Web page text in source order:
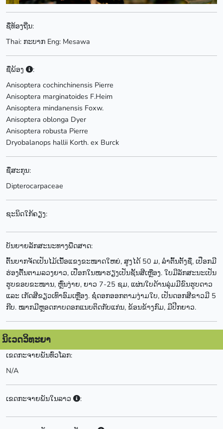
ຊື່ທ້ອງຖີ່ນ:
Thai: ກະບາກ Eng: Mesawa
ຊື່ພ້ອງ
:
Anisoptera cochinchinensis Pierre
Anisoptera marginatoides F.Heim
Anisoptera mindanensis Foxw.
Anisoptera oblonga Dyer
Anisoptera robusta Pierre
Dryobalanops hallii Korth. ex Burck
ຊື່ສະກຸນ:
Dipterocarpaceae
ຊະນິດໃກ້ຄຽງ:
ບັນຍາຍລັກສະນະທາງພືດສາດ:
ຕົ້ນບາກຈັດເປັນໄມ້ເນື້ອແຂງຂະໜາດໃຫຍ່, ສູງໄດ້ 50 ມ, ລໍາຕົ້ນຕັ້ງຊື່, ເປືອກມີ
ຮ່ອງຕື້ນຕາມລວງຍາວ, ເປືອກໃນໜາຮຽງເປັນຊັ້ນສີເຫຼືອງ. ໃບມີລັກສະນະເປັນ
ຮູບຂອບຂະໜານ, ຫຼົ່ນງ່າຍ, ຍາວ 7-25 ຊມ, ແຜ່ນໃບດ້ານລຸ່ມມີຂົນຮູບດາວ
ແລະ ເກັດສີຂຽວເທົາອົມເຫຼືອງ. ຊໍ່ດອກອອກຕາມງ່າມໃບ, ເປັນດອກສີຂາວມີ 5
ກີບ. ໝາກມີຫຼອດກາບດອກແນບຕິດກັບແກ່ນ, ຂ້ອນຂ້າງກົມ, ມີປີກຍາວ.
ນິເວດວິທະຍາ
ເຂດກະຈາຍພັນທົ່ວໂລກ:
N/A
ເຂດກະຈາຍພັນໃນລາວ :